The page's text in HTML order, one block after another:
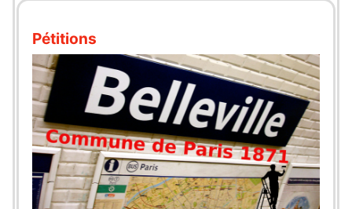
Pétitions